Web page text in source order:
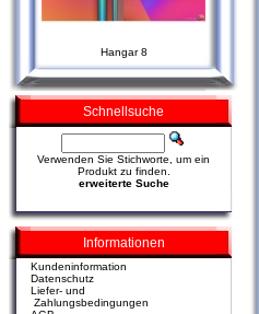
Hangar 8
Schnellsuche
Verwenden Sie Stichworte, um ein
Produkt zu finden.
erweiterte Suche
Informationen
Kundeninformation
Datenschutz
Liefer- und
Zahlungsbedingungen